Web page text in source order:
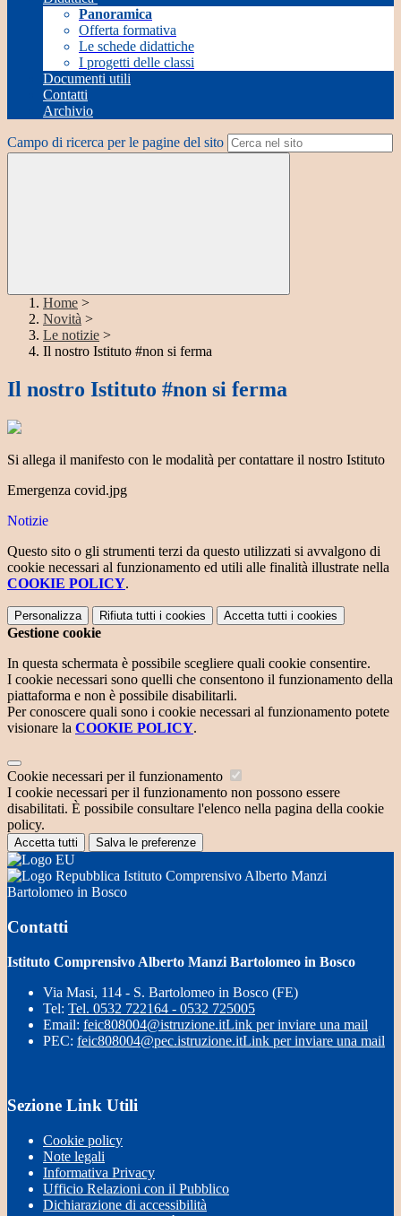
Panoramica
Offerta formativa
Le schede didattiche
I progetti delle classi
Documenti utili
Contatti
Archivio
Campo di ricerca per le pagine del sito
Home >
Novità >
Le notizie >
Il nostro Istituto #non si ferma
Il nostro Istituto #non si ferma
Si allega il manifesto con le modalità per contattare il nostro Istituto
Emergenza covid.jpg
Notizie
Questo sito o gli strumenti terzi da questo utilizzati si avvalgono di
cookie necessari al funzionamento ed utili alle finalità illustrate nella
COOKIE POLICY.
Personalizza Rifiuta tutti i cookies Accetta tutti i cookies
Gestione cookie
In questa schermata è possibile scegliere quali cookie consentire.
I cookie necessari sono quelli che consentono il funzionamento della
piattaforma e non è possibile disabilitarli.
Per conoscere quali sono i cookie necessari al funzionamento potete
visionare la COOKIE POLICY.
Cookie necessari per il funzionamento
I cookie necessari per il funzionamento non possono essere
disabilitati. È possibile consultare l'elenco nella pagina della cookie
policy.
Accetta tutti Salva le preferenze
Istituto Comprensivo Alberto Manzi
Bartolomeo in Bosco
Contatti
Istituto Comprensivo Alberto Manzi Bartolomeo in Bosco
Via Masi, 114 - S. Bartolomeo in Bosco (FE)
Tel: Tel. 0532 722164 - 0532 725005
Email: feic808004@istruzione.itLink per inviare una mail
PEC: feic808004@pec.istruzione.itLink per inviare una mail
Sezione Link Utili
Cookie policy
Note legali
Informativa Privacy
Ufficio Relazioni con il Pubblico
Dichiarazione di accessibilità